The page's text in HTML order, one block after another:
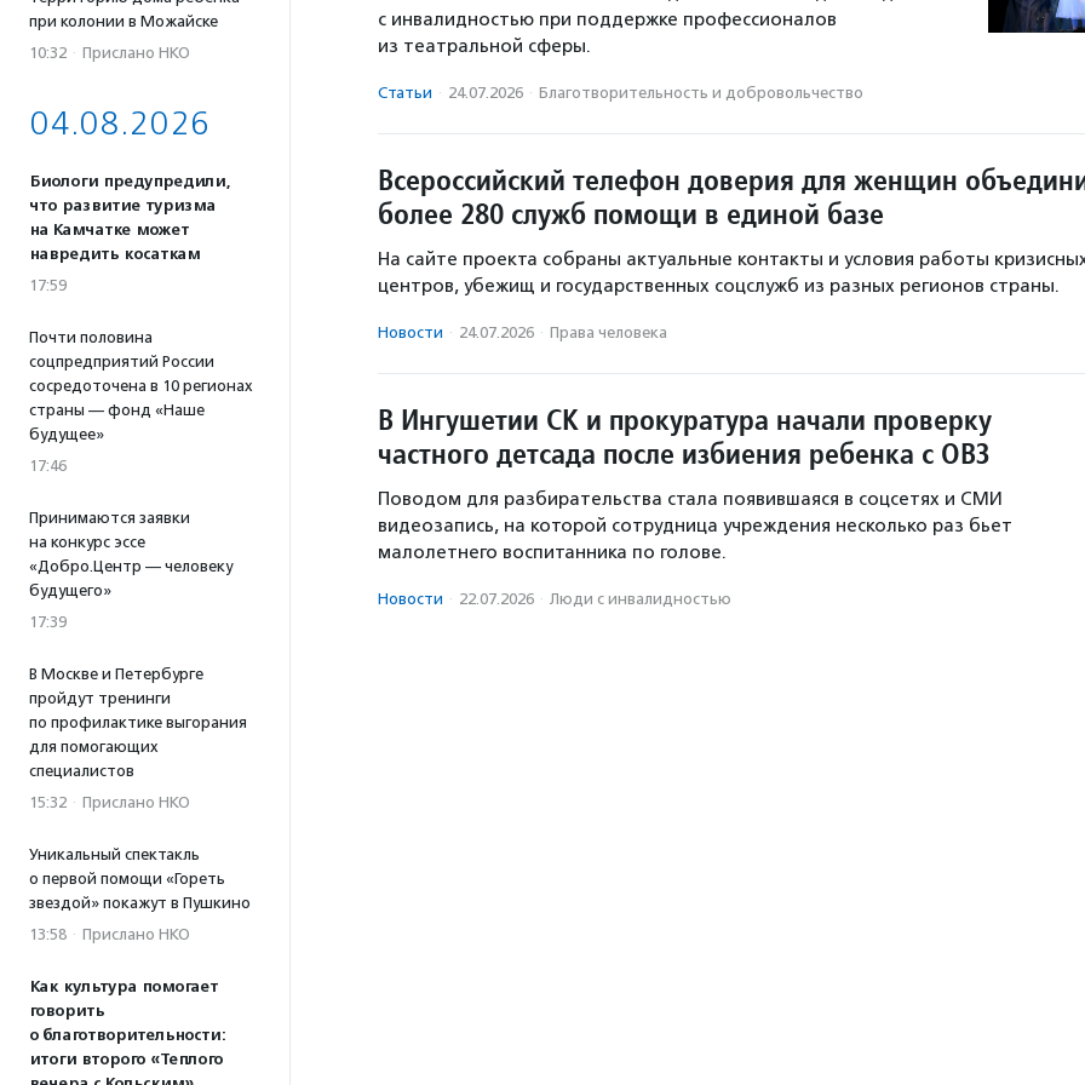
при колонии в Можайске
10:32 · Прислано НКО
04.08.2026
Биологи предупредили,
что развитие туризма
на Камчатке может
навредить косаткам
17:59
Почти половина
соцпредприятий России
сосредоточена в 10 регионах
страны — фонд «Наше
будущее»
17:46
Принимаются заявки
на конкурс эссе
«Добро.Центр — человеку
будущего»
17:39
В Москве и Петербурге
пройдут тренинги
по профилактике выгорания
для помогающих
специалистов
15:32 · Прислано НКО
Уникальный спектакль
о первой помощи «Гореть
звездой» покажут в Пушкино
13:58 · Прислано НКО
Как культура помогает
говорить
о благотворительности:
итоги второго «Теплого
с инвалидностью при поддержке профессионалов
из театральной сферы.
Статьи · 24.07.2026 · Благотвори­тель­ность и доброволь­чест­во
Всероссийский телефон доверия для женщин
более 280 служб помощи в единой базе
На сайте проекта собраны актуальные контакты и условия работы
центров, убежищ и государственных соцслужб из разных регионов страны.
Новости · 24.07.2026 · Права человека
В Ингушетии СК и прокуратура начали проверку
частного детсада после избиения ребенка с ОВЗ
Поводом для разбирательства стала появившаяся в соцсетях и СМИ
видеозапись, на которой сотрудница учреждения несколько раз бьет
малолетнего воспитанника по голове.
Новости · 22.07.2026 · Люди с инвалидностью